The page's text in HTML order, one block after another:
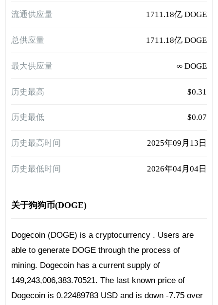
流通供应量 1711.18亿 DOGE
总供应量 1711.18亿 DOGE
最大供应量 ∞ DOGE
历史最高 $0.31
历史最低 $0.07
历史最高时间 2025年09月13日
历史最低时间 2026年04月04日
关于狗狗币(DOGE)
Dogecoin (DOGE) is a cryptocurrency . Users are
able to generate DOGE through the process of
mining. Dogecoin has a current supply of
149,243,006,383.70521. The last known price of
Dogecoin is 0.22489783 USD and is down -7.75 over